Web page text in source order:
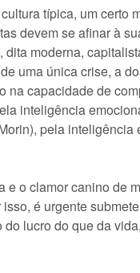
típica, um certo
devem se afinar à
moderna,
uma única crise, a
capacidade de
inteligência
pela
o clamor canino
é urgente
lucro do que da